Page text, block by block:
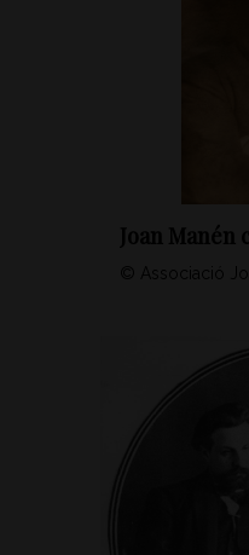
Joan Manén
© Associació